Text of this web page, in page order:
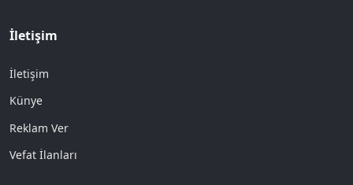
İletişim
İletişim
Künye
Reklam Ver
Vefat İlanları